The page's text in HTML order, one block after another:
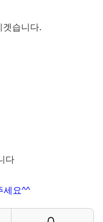
겟습니다.
다
세요^^